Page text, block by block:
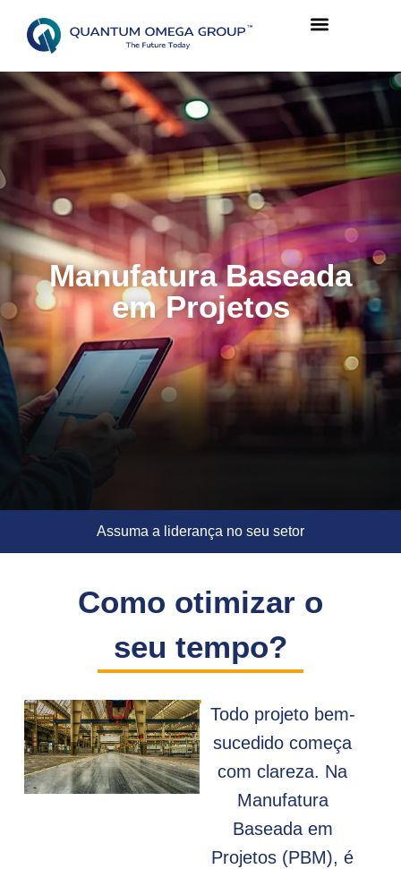
Manufatura Baseada
em Projetos
Assuma a liderança no seu setor
Como otimizar o
seu tempo?
Todo projeto bem-
sucedido começa
com clareza. Na
Manufatura
Baseada em
Projetos (PBM), é